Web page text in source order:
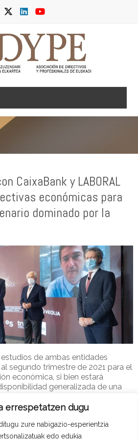
errespetatzen dugu
zure nabigazio-esperientzia
edo edukia
CaixaBank y LABORAL
económicas para
dominado por la
de ambas entidades
segundo trimestre de 2021 para el
económica, si bien estará
generalizada de una
azaroa de 2020 ADYPE Berriak
Read more